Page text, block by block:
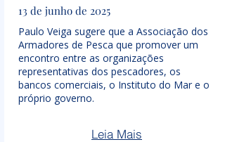
13 de junho de 2025
Paulo Veiga sugere que a Associação dos
Armadores de Pesca que promover um
encontro entre as organizações
representativas dos pescadores, os
bancos comerciais, o Instituto do Mar e o
próprio governo.
Leia Mais